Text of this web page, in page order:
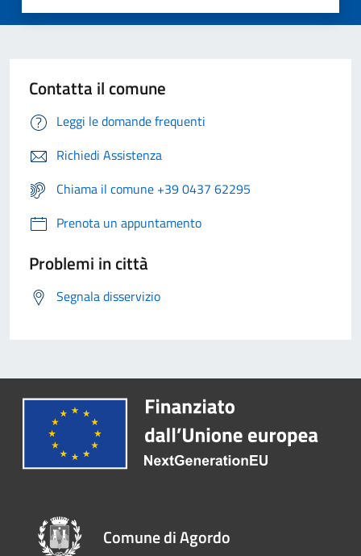
Contatta il comune
Leggi le domande frequenti
Richiedi Assistenza
Chiama il comune +39 0437 62295
Prenota un appuntamento
Problemi in città
Segnala disservizio
Comune di Agordo